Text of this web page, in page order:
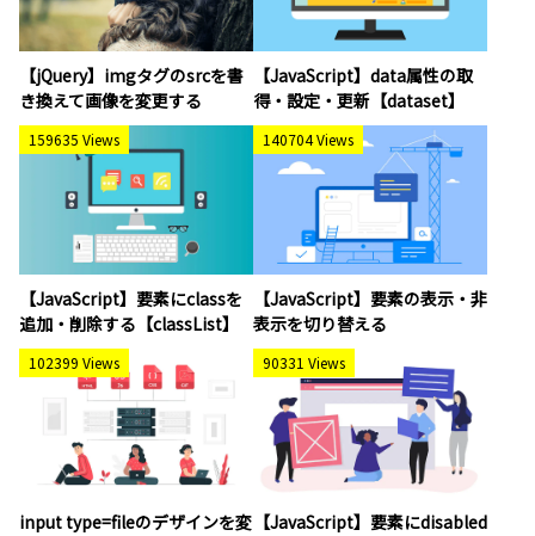
【jQuery】imgタグのsrcを書
き換えて画像を変更する
【JavaScript】data属性の取
得・設定・更新【dataset】
159635 Views
【JavaScript】要素にclassを
追加・削除する【classList】
140704 Views
【JavaScript】要素の表示・非
表示を切り替える
102399 Views
input type=fileのデザインを変
90331 Views
【JavaScript】要素にdisabled